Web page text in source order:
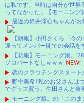
は私です。当時は自分が世
ってなかった」【モーニング
最近の筒井澪心ちゃんがお
【朗報】小田さくら「今
違ってメンバー間での会話
【悲報】モーニング娘。
ソロパートなしｗｗｗ NEW!
恋のクラウチングスター
野中美希｢私のお父さんは
でグッズ買う。生田さんと食
モーニング娘。の「このま